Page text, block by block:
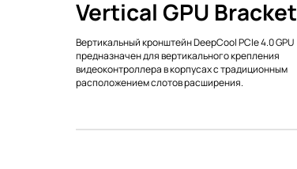
Vertical GPU Bracket
Вертикальный кронштейн DeepCool PCIe 4.0 GPU
предназначен для вертикального крепления
видеоконтроллера в корпусах с традиционным
расположением слотов расширения.